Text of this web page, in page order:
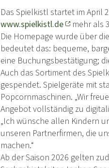
Das Spielkistl startet im April
www.spielkistl.de mehr als
Die Homepage wurde über
bedeutet das: bequeme,
eine Buchungsbestätigung;
Auch das Sortiment des
gespendet. Spielgeräte mit
Popcornmaschinen. „Wir
Angebot vollständig zu
„Ich wünsche allen Kindern
unseren Partnerfirmen, die
machen.“
Ab der Saison 2026 gelten